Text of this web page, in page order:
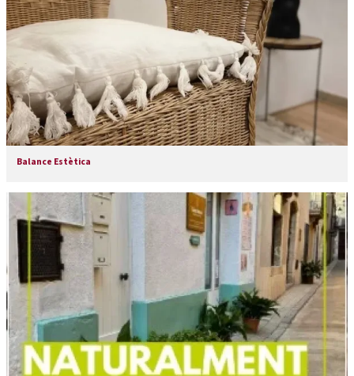
Balance Estètica